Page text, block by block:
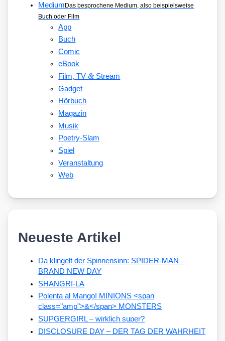
MediumDas besprochene Medium, also beispielsweise
Buch oder Film
App
Buch
Comic
eBook
Film, TV&Stream
Gadget
Hörbuch
Magazin
Musik
Poetry-Slam
Spiel
Veranstaltung
Web
Neueste Artikel
Da klingelt der Spinnensinn: SPIDER-MAN –
BRAND NEW DAY
SHANGRI-LA
Polenta al Mango! MINIONS <span
class="amp">&</span> MONSTERS
SUPGERGIRL – wirklich super?
DISCLOSURE DAY – DER TAG DER WAHRHEIT